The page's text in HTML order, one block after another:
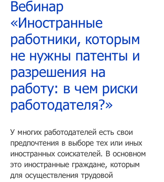
Вебинар
«Иностранные
работники, которым
не нужны патенты и
разрешения на
работу: в чем риски
работодателя?»
У многих работодателей есть свои
предпочтения в выборе тех или иных
иностранных соискателей. В основном
это иностранные граждане, которым
для осуществления трудовой